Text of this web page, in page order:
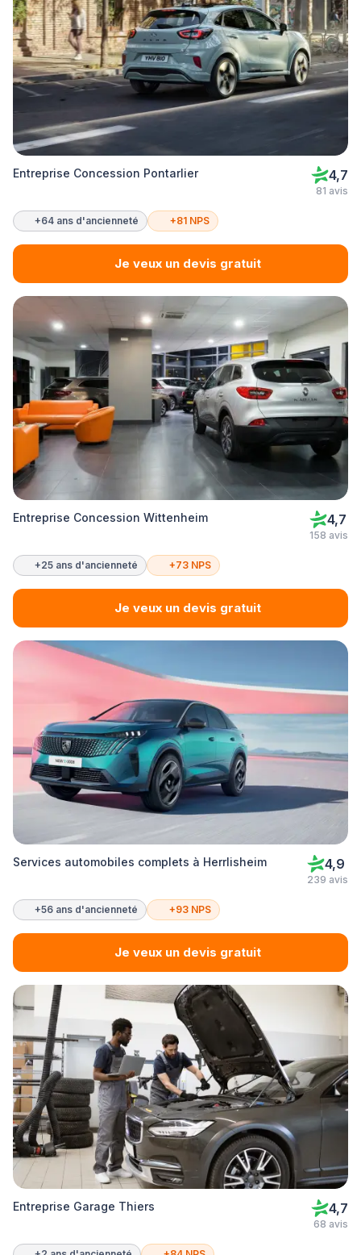
Entreprise Concession Pontarlier 4,7
81 avis
+64 ans d'ancienneté +81 NPS
Je veux un devis gratuit
Entreprise Concession Wittenheim 4,7
158 avis
+25 ans d'ancienneté +73 NPS
Je veux un devis gratuit
Services automobiles complets à Herrlisheim 4,9
239 avis
+56 ans d'ancienneté +93 NPS
Je veux un devis gratuit
Entreprise Garage Thiers 4,7
68 avis